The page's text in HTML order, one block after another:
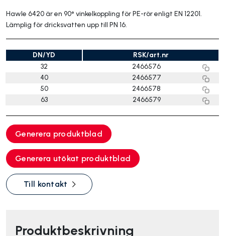
Hawle 6420 är en 90° vinkelkoppling för PE-rör enligt EN 12201.
Lämplig för dricksvatten upp till PN 16.
DN/YD
RSK/art.nr
32
2466576
40
2466577
50
2466578
63
2466579
Generera produktblad
Generera utökat produktblad
Till kontakt
Produktbeskrivning